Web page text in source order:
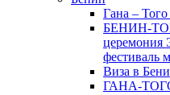
Гана –
БЕНИН-
церемония
фестиваль
Виза в
ГАНА-